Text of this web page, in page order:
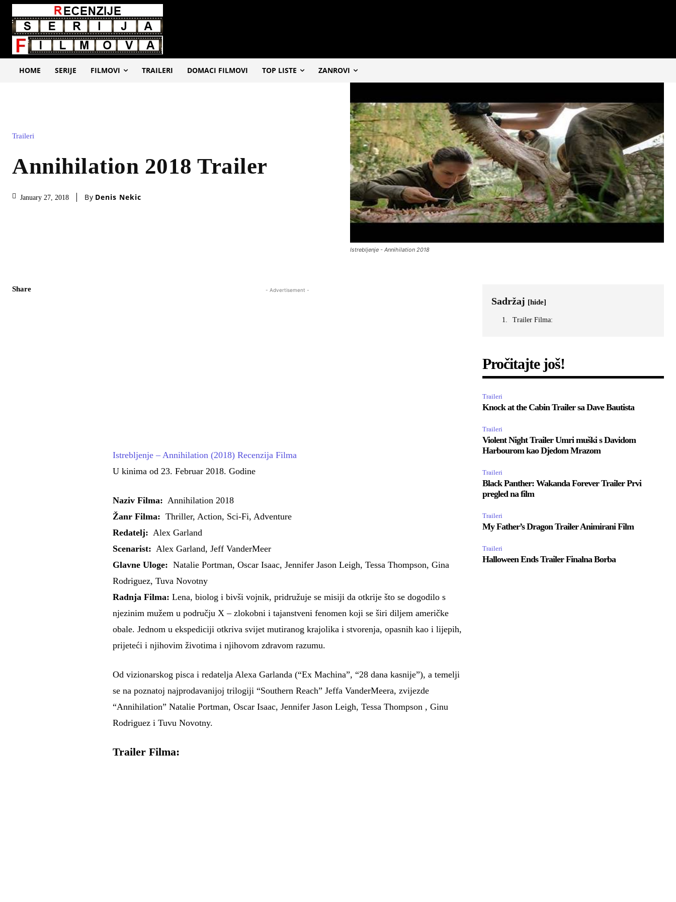
HOME SERIJE FILMOVI TRAILERI DOMACI FILMOVI TOP LISTE ZANROVI
Traileri
Annihilation 2018 Trailer
January 27, 2018 By Denis Nekic
Istrebljenje - Annihilation 2018
Share - Advertisement -
Istrebljenje – Annihilation (2018) Recenzija Filma
U kinima od 23. Februar 2018. Godine
Naziv Filma: Annihilation 2018
Žanr Filma: Thriller, Action, Sci-Fi, Adventure
Redatelj: Alex Garland
Scenarist: Alex Garland, Jeff VanderMeer
Glavne Uloge: Natalie Portman, Oscar Isaac, Jennifer Jason Leigh, Tessa Thompson, Gina
Rodriguez, Tuva Novotny
Radnja Filma:Lena, biolog i bivši vojnik, pridružuje se misiji da otkrije što se dogodilo s
njezinim mužem u području X – zlokobni i tajanstveni fenomen koji se širi diljem američke
obale. Jednom u ekspediciji otkriva svijet mutiranog krajolika i stvorenja, opasnih kao i lijepih,
prijeteći i njihovim životima i njihovom zdravom razumu.
Od vizionarskog pisca i redatelja Alexa Garlanda (“Ex Machina”, “28 dana kasnije”), a temelji
se na poznatoj najprodavanijoj trilogiji “Southern Reach” Jeffa VanderMeera, zvijezde
“Annihilation” Natalie Portman, Oscar Isaac, Jennifer Jason Leigh, Tessa Thompson , Ginu
Rodriguez i Tuvu Novotny.
Trailer Filma:
Sadržaj [hide]
Trailer Filma:
Pročitajte još!
Traileri
Knock at the Cabin Trailer sa Dave Bautista
Traileri
Violent Night Trailer Umri muški s Davidom
Harbourom kao Djedom Mrazom
Traileri
Black Panther: Wakanda Forever Trailer Prvi
pregled na film
Traileri
My Father’s Dragon Trailer Animirani Film
Traileri
Halloween Ends Trailer Finalna Borba